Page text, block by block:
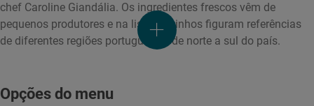
chef Caroline Giandália. Os ingredientes frescos vêm de
pequenos produtores e na lista de vinhos figuram referências
de diferentes regiões portuguesas, de norte a sul do país.
Opções do menu